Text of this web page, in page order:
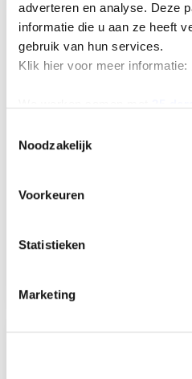
adverteren en analyse. Deze
informatie die u aan ze heeft
gebruik van hun services.
Klik hier voor meer informatie:
Noodzakelijk
Voorkeuren
Statistieken
Marketing
MAX 60
MAANDEN
LOOPTIJD
KIA CEED SPORTSWAGON
Beschikbaar vanaf